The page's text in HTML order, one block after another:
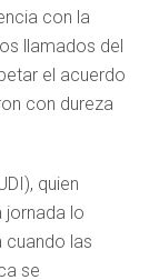
con la
llamados del
el acuerdo
con dureza
quien
jornada lo
cuando las
se